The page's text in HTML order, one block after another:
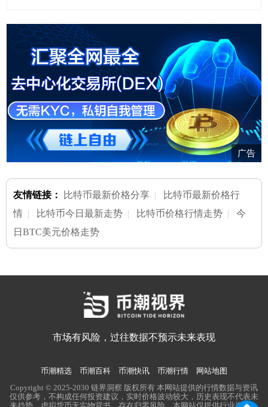
广告
友情链接： 比特币最新价格分享 | 比特币最新价格行
情 | 比特币今日最新走势 | 比特币价格行情走势 |今
日BTC美元价格走势
市场有风险，过往数据不预示未来表现
币潮精选 币潮百科 币潮快讯 币潮行情 网站地图
Copyright © 2025-2030 链界洞察 版权所有 本网站提供的行情数据与资讯
仅供参考，不构成任何投资建议，实时价格波动较大，历史表现不代表未